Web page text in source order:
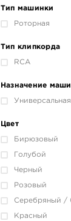
Тип машинки
Роторная
Тип клипкорда
RCA
Назначение
Универсальная
Цвет
Бирюзовый
Голубой
Черный
Розовый
Серебряный /
Красный